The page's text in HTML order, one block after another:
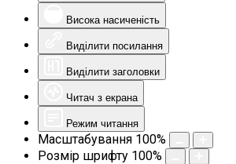
Висока насиченість
Виділити посилання
Виділити заголовки
Читач з екрана
Режим читання
Масштабування 100%
Розмір шрифту 100%